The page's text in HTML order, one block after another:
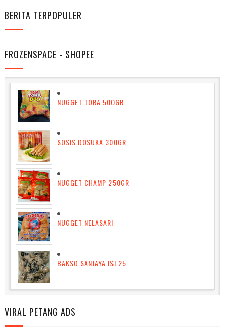
BERITA TERPOPULER
FROZENSPACE - SHOPEE
NUGGET TORA 500GR
SOSIS DOSUKA 300GR
NUGGET CHAMP 250GR
NUGGET NELASARI
BAKSO SANJAYA ISI 25
VIRAL PETANG ADS